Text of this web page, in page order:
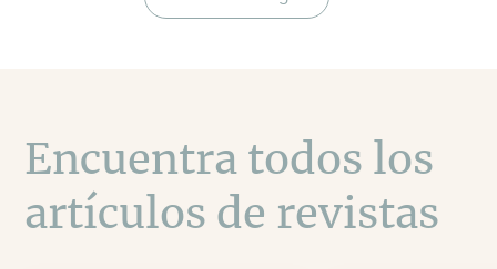
Encuentra todos los
artículos de revistas